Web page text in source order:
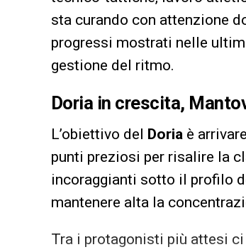
sta curando con attenzione
progressi mostrati nelle
gestione del ritmo.
Doria in crescita,
L’obiettivo del Doria è
punti preziosi per risalire la
incoraggianti sotto il profilo
mantenere alta la
Tra i protagonisti più attesi